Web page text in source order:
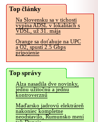
Top články
Na Slovensku sa v tichosti
vypína ADSL v lokalitách s
VDSL, už 31. mája
Orange sa doťahuje na UPC
a O2, spustí 2.5 Gbps
pripojenie
Top správy
Alza nasadila dve novinky,
jednu užitočnú a jednu
kontroverznú
Maďarsko jadrovú elektráreň
nakoniec kompletne
neodstavilo, Rumunsko mení